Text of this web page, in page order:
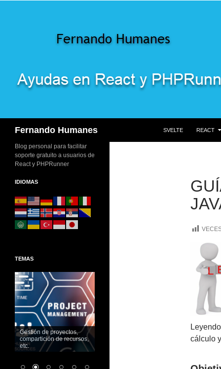
Fernando Humanes
SVELTE
REACT
cálculo
Blog personal para facilitar
soporte gratuito a usuarios de
React y PHPRunner
IDIOMAS
TEMAS
Gestión de proyectos,
compartición de recursos,
etc.